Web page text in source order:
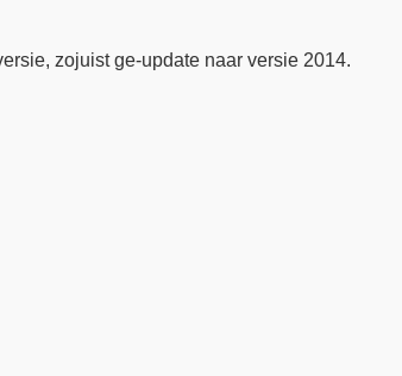
zojuist ge-update naar versie 2014.